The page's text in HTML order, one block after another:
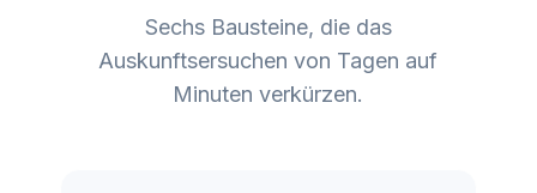
Sechs Bausteine, die das
Auskunftsersuchen von Tagen auf
Minuten verkürzen.